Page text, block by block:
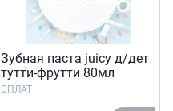
Зубная паста juicy д/дет
тутти-фрутти 80мл
СПЛАТ